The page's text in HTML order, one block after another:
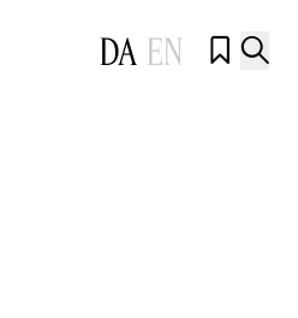
DA EN  